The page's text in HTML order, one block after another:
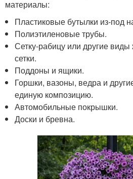
материалы:
Пластиковые бутылки из-под
Полиэтиленовые трубы.
Сетку-рабицу или другие виды
сетки.
Поддоны и ящики.
Горшки, вазоны, ведра и
единую композицию.
Автомобильные покрышки.
Доски и бревна.